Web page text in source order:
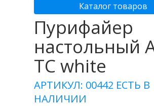
Каталог товаров
Пурифайер
настольный
TC white
АРТИКУЛ: 00442 ЕСТЬ В
НАЛИЧИИ